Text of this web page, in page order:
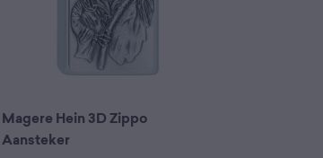
Magere Hein 3D Zippo
Aansteker